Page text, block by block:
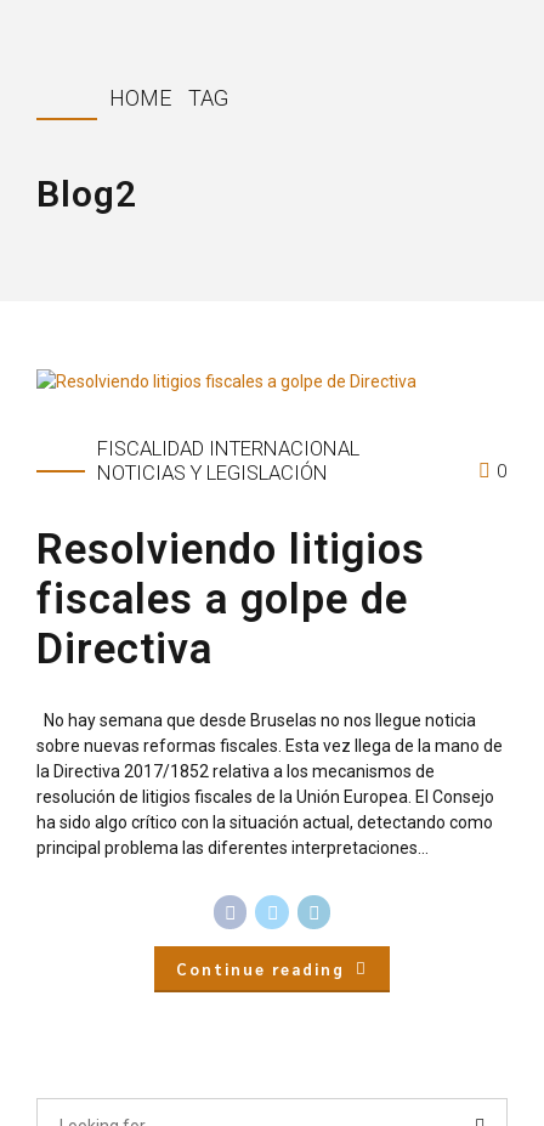
HOME TAG
Blog2
FISCALIDAD INTERNACIONAL
NOTICIAS Y LEGISLACIÓN
0
Resolviendo litigios
fiscales a golpe de
Directiva
No hay semana que desde Bruselas no nos llegue noticia
sobre nuevas reformas fiscales. Esta vez llega de la mano de
la Directiva 2017/1852 relativa a los mecanismos de
resolución de litigios fiscales de la Unión Europea. El Consejo
ha sido algo crítico con la situación actual, detectando como
principal problema las diferentes interpretaciones...
Continue reading